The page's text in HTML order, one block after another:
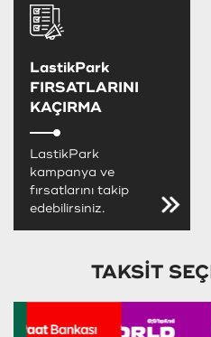
LastikPark
FIRSATLARINI
KAÇIRMA
LastikPark
kampanya ve
fırsatlarını takip
edebilirsiniz.
TAKSİT